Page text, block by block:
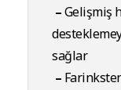
–Gelişmiş
sağlar
–